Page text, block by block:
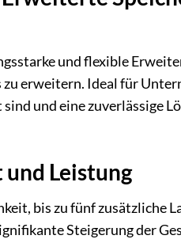
und flexible
erweitern. Ideal für
und eine zuverlässige
Leistung
bis zu fünf zusätzliche
Steigerung der